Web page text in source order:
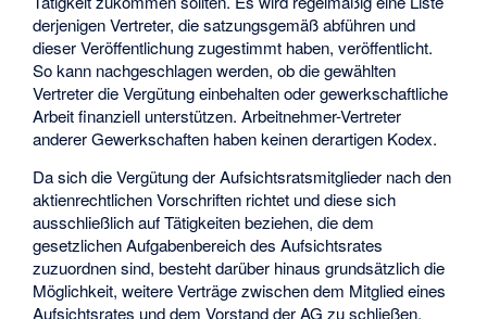
derjenigen Vertreter, die satzungsgemäß abführen und
dieser Veröffentlichung zugestimmt haben, veröffentlicht.
So kann nachgeschlagen werden, ob die gewählten
Vertreter die Vergütung einbehalten oder gewerkschaftliche
Arbeit finanziell unterstützen. Arbeitnehmer-Vertreter
anderer Gewerkschaften haben keinen derartigen Kodex.
Da sich die Vergütung der Aufsichtsratsmitglieder nach den
aktienrechtlichen Vorschriften richtet und diese sich
ausschließlich auf Tätigkeiten beziehen, die dem
gesetzlichen Aufgabenbereich des Aufsichtsrates
zuzuordnen sind, besteht darüber hinaus grundsätzlich die
Möglichkeit, weitere Verträge zwischen dem Mitglied eines
Aufsichtsrates und dem Vorstand der AG zu schließen.